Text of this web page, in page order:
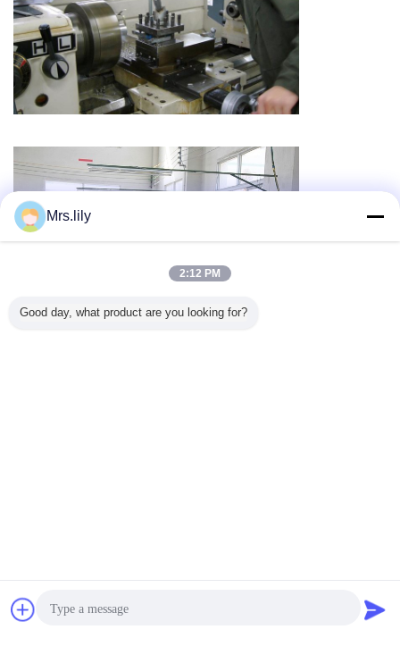
Bate-papo
Mrs.lily
2:12 PM
Good day, what product are you looking for?